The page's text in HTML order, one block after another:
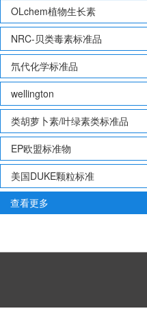
OLchem植物生长素
NRC-贝类毒素标准品
氘代化学标准品
wellington
类胡萝卜素/叶绿素类标准品
EP欧盟标准物
美国DUKE颗粒标准
查看更多